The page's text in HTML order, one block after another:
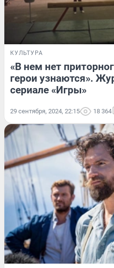
КУЛЬТУРА
«В нем нет
герои узнаются».
сериале «Игры»
29 сентября, 2024, 22:15 18 364